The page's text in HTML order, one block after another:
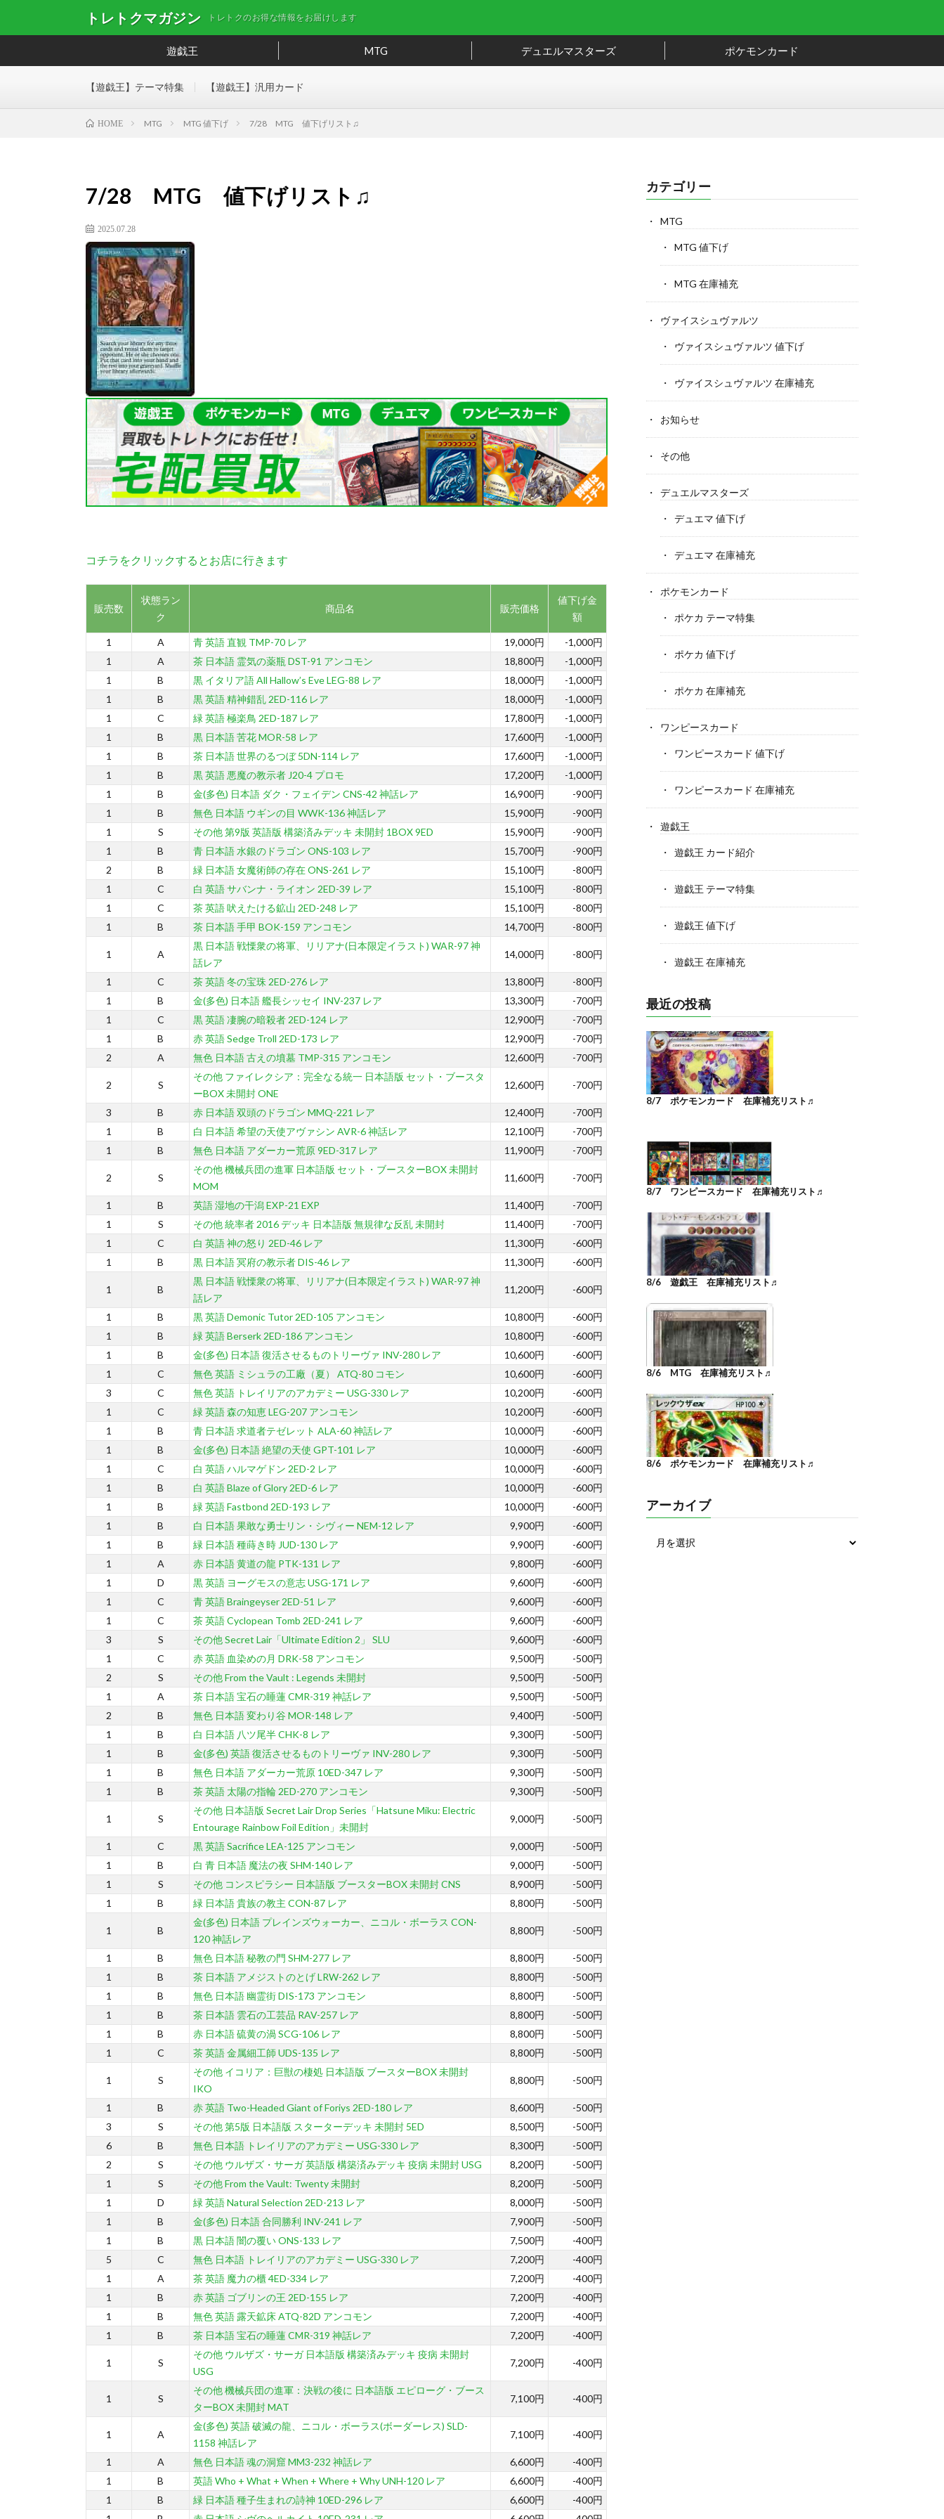
トレトクマガジン トレトクのお得な情報をお届けします
遊戯王 MTG デュエルマスターズ ポケモンカード
【遊戯王】テーマ特集 【遊戯王】汎用カード
HOME MTG MTG 値下げ 7/28 MTG 値下げリスト♫
7/28 MTG 値下げリスト♫
2025.07.28
コチラをクリックするとお店に行きます
販売数
状態ラン
ク
商品名 販売価格
値下げ金
額
1 A 青 英語 直観 TMP-70 レア 19,000円
-1,000円
1
A 茶 日本語 霊気の薬瓶 DST-91 アンコモン 18,800円
-1,000円
1
B 黒 イタリア語 All Hallow’s Eve LEG-88 レア 18,000円
-1,000円
1
B 黒 英語 精神錯乱 2ED-116 レア 18,000円
-1,000円
1
C 緑 英語 極楽鳥 2ED-187 レア 17,800円
-1,000円
1
B 黒 日本語 苦花 MOR-58 レア 17,600円
-1,000円
1
B 茶 日本語 世界のるつぼ 5DN-114 レア 17,600円
-1,000円
1
B 黒 英語 悪魔の教示者 J20-4 プロモ 17,200円
-1,000円
1
B 金(多色) 日本語 ダク・フェイデン CNS-42 神話レア 16,900円
-900円
1
B 無色 日本語 ウギンの目 WWK-136 神話レア 15,900円
-900円
1
S その他 第9版 英語版 構築済みデッキ 未開封 1BOX 9ED 15,900円
-900円
1
B 青 日本語 水銀のドラゴン ONS-103 レア 15,700円
-900円
2
B 緑 日本語 女魔術師の存在 ONS-261 レア 15,100円
-800円
1
C 白 英語 サバンナ・ライオン 2ED-39 レア 15,100円
-800円
1
C 茶 英語 吠えたける鉱山 2ED-248 レア 15,100円
-800円
1
B 茶 日本語 手甲 BOK-159 アンコモン 14,700円 -800円
1 A
黒 日本語 戦慄衆の将軍、リリアナ(日本限定イラスト) WAR-97 神
話レア
14,000円 -800円
1 C 茶 英語 冬の宝珠 2ED-276 レア 13,800円
-800円
1
B 金(多色) 日本語 艦長シッセイ INV-237 レア 13,300円
-700円
1
C 黒 英語 凄腕の暗殺者 2ED-124 レア 12,900円
-700円
1
B 赤 英語 Sedge Troll 2ED-173 レア 12,900円
-700円
2
A 無色 日本語 古えの墳墓 TMP-315 アンコモン 12,600円 -700円
2 S
その他 ファイレクシア：完全なる統一 日本語版 セット・ブースタ
ーBOX 未開封 ONE
12,600円 -700円
3 B 赤 日本語 双頭のドラゴン MMQ-221 レア 12,400円
-700円
1
B 白 日本語 希望の天使アヴァシン AVR-6 神話レア 12,100円
-700円
1
B 無色 日本語 アダーカー荒原 9ED-317 レア 11,900円 -700円
2 S
その他 機械兵団の進軍 日本語版 セット・ブースターBOX 未開封
MOM
11,600円 -700円
1 B 英語 湿地の干潟 EXP-21 EXP 11,400円
-700円
1
S その他 統率者 2016 デッキ 日本語版 無規律な反乱 未開封 11,400円
-700円
1
C 白 英語 神の怒り 2ED-46 レア 11,300円
-600円
1
B 黒 日本語 冥府の教示者 DIS-46 レア 11,300円 -600円
1 B
黒 日本語 戦慄衆の将軍、リリアナ(日本限定イラスト) WAR-97 神
話レア
11,200円 -600円
1 B 黒 英語 Demonic Tutor 2ED-105 アンコモン 10,800円
-600円
1
B 緑 英語 Berserk 2ED-186 アンコモン 10,800円
-600円
1
B 金(多色) 日本語 復活させるものトリーヴァ INV-280 レア 10,600円
-600円
1
C 無色 英語 ミシュラの工廠（夏） ATQ-80 コモン 10,600円
-600円
3
C 無色 英語 トレイリアのアカデミー USG-330 レア 10,200円
-600円
1
C 緑 英語 森の知恵 LEG-207 アンコモン 10,200円
-600円
1
B 青 日本語 求道者テゼレット ALA-60 神話レア 10,000円
-600円
1
B 金(多色) 日本語 絶望の天使 GPT-101 レア 10,000円
-600円
1
C 白 英語 ハルマゲドン 2ED-2 レア 10,000円
-600円
1
B 白 英語 Blaze of Glory 2ED-6 レア 10,000円
-600円
1
B 緑 英語 Fastbond 2ED-193 レア 10,000円
-600円
1
B 白 日本語 果敢な勇士リン・シヴィー NEM-12 レア 9,900円
-600円
1
B 緑 日本語 種蒔き時 JUD-130 レア 9,900円
-600円
1
A 赤 日本語 黄道の龍 PTK-131 レア 9,800円
-600円
1
D 黒 英語 ヨーグモスの意志 USG-171 レア 9,600円
-600円
1
C 青 英語 Braingeyser 2ED-51 レア 9,600円
-600円
1
C 茶 英語 Cyclopean Tomb 2ED-241 レア 9,600円
-600円
3
S その他 Secret Lair「Ultimate Edition 2」 SLU 9,600円
-600円
1
C 赤 英語 血染めの月 DRK-58 アンコモン 9,500円
-500円
2
S その他 From the Vault : Legends 未開封 9,500円
-500円
1
A 茶 日本語 宝石の睡蓮 CMR-319 神話レア 9,500円
-500円
2
B 無色 日本語 変わり谷 MOR-148 レア 9,400円
-500円
1
B 白 日本語 八ツ尾半 CHK-8 レア 9,300円
-500円
1
B 金(多色) 英語 復活させるものトリーヴァ INV-280 レア 9,300円
-500円
1
B 無色 日本語 アダーカー荒原 10ED-347 レア 9,300円
-500円
1
B 茶 英語 太陽の指輪 2ED-270 アンコモン 9,300円 -500円
1 S
その他 日本語版 Secret Lair Drop Series「Hatsune Miku: Electric
Entourage Rainbow Foil Edition」未開封
9,000円 -500円
1 C 黒 英語 Sacrifice LEA-125 アンコモン 9,000円
-500円
1
B 白 青 日本語 魔法の夜 SHM-140 レア 9,000円
-500円
1
S その他 コンスピラシー 日本語版 ブースターBOX 未開封 CNS 8,900円
-500円
1
B 緑 日本語 貴族の教主 CON-87 レア 8,800円 -500円
1 B
金(多色) 日本語 プレインズウォーカー、ニコル・ボーラス CON-
120 神話レア
8,800円 -500円
1 B 無色 日本語 秘教の門 SHM-277 レア 8,800円
-500円
1
B 茶 日本語 アメジストのとげ LRW-262 レア 8,800円
-500円
1
B 無色 日本語 幽霊街 DIS-173 アンコモン 8,800円
-500円
1
B 茶 日本語 雲石の工芸品 RAV-257 レア 8,800円
-500円
1
B 赤 日本語 硫黄の渦 SCG-106 レア 8,800円
-500円
1
C 茶 英語 金属細工師 UDS-135 レア 8,800円 -500円
1 S
その他 イコリア：巨獣の棲処 日本語版 ブースターBOX 未開封
IKO
8,800円 -500円
1 B 赤 英語 Two-Headed Giant of Foriys 2ED-180 レア 8,600円
-500円
3
S その他 第5版 日本語版 スターターデッキ 未開封 5ED 8,500円
-500円
6
B 無色 日本語 トレイリアのアカデミー USG-330 レア 8,300円
-500円
2
S その他 ウルザズ・サーガ 英語版 構築済みデッキ 疫病 未開封 USG 8,200円
-500円
1
S その他 From the Vault: Twenty 未開封 8,200円
-500円
1
D 緑 英語 Natural Selection 2ED-213 レア 8,000円
-500円
1
B 金(多色) 日本語 合同勝利 INV-241 レア 7,900円
-500円
1
B 黒 日本語 闇の覆い ONS-133 レア 7,500円
-400円
5
C 無色 日本語 トレイリアのアカデミー USG-330 レア 7,200円
-400円
1
A 茶 英語 魔力の櫃 4ED-334 レア 7,200円
-400円
1
B 赤 英語 ゴブリンの王 2ED-155 レア 7,200円
-400円
1
B 無色 英語 露天鉱床 ATQ-82D アンコモン 7,200円
-400円
1
B 茶 日本語 宝石の睡蓮 CMR-319 神話レア 7,200円 -400円
1 S
その他 ウルザズ・サーガ 日本語版 構築済みデッキ 疫病 未開封
USG
7,200円 -400円
1 S
その他 機械兵団の進軍：決戦の後に 日本語版 エピローグ・ブース
ターBOX 未開封 MAT
7,100円 -400円
1 A
金(多色) 英語 破滅の龍、ニコル・ボーラス(ボーダーレス) SLD-
1158 神話レア
7,100円 -400円
1 A 無色 日本語 魂の洞窟 MM3-232 神話レア 6,600円
-400円
1
B 英語 Who + What + When + Where + Why UNH-120 レア 6,600円
-400円
1
B 緑 日本語 種子生まれの詩神 10ED-296 レア 6,600円
-400円
カテゴリー
MTG
MTG 値下げ
MTG 在庫補充
ヴァイスシュヴァルツ
ヴァイスシュヴァルツ 値下げ
ヴァイスシュヴァルツ 在庫補充
お知らせ
その他
デュエルマスターズ
デュエマ 値下げ
デュエマ 在庫補充
ポケモンカード
ポケカ テーマ特集
ポケカ 値下げ
ポケカ 在庫補充
ワンピースカード
ワンピースカード 値下げ
ワンピースカード 在庫補充
遊戯王
遊戯王 カード紹介
遊戯王 テーマ特集
遊戯王 値下げ
遊戯王 在庫補充
最近の投稿
8/7 ポケモンカード 在庫補充リスト♬
8/7 ワンピースカード 在庫補充リスト♬
8/6 遊戯王 在庫補充リスト♬
8/6 MTG 在庫補充リスト♬
8/6 ポケモンカード 在庫補充リスト♬
アーカイブ